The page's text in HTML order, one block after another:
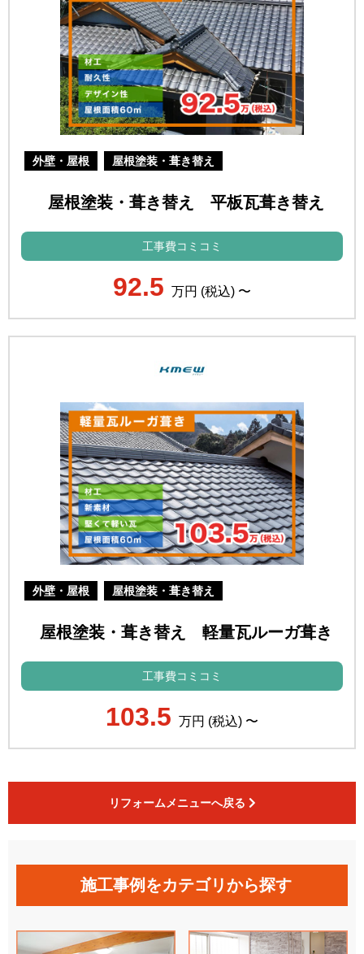
外壁・屋根 屋根塗装・葺き替え
屋根塗装・葺き替え 平板瓦葺き替え
工事費コミコミ
92.5 万円 (税込) 〜
外壁・屋根 屋根塗装・葺き替え
屋根塗装・葺き替え 軽量瓦ルーガ葺き
工事費コミコミ
103.5 万円 (税込) 〜
リフォームメニューへ戻る
施工事例をカテゴリから探す